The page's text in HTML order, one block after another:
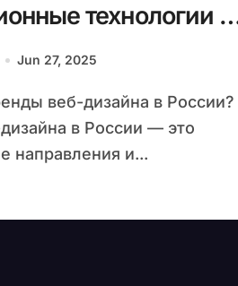
технологии и
стили
Jun 27, 2025
в России — это
направления и...